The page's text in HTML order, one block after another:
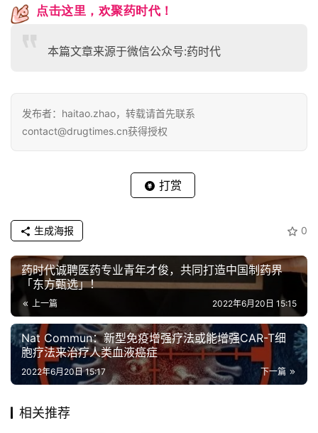
点击这里， 欢聚药时代！
本篇文章来源于微信公众号:药时代
发布者：haitao.zhao，转载请首先联系
contact@drugtimes.cn获得授权
打赏
0
生成海报
药时代诚聘医药专业青年才俊，共同打造中国制药界
「东方甄选」！
上一篇 2022年6月20日 15:15
Nat Commun：新型免疫增强疗法或能增强CAR-T细
胞疗法来治疗人类血液癌症
下一篇
2022年6月20日 15:17
相关推荐